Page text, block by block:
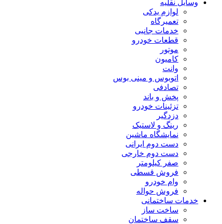
وسایل نقلیه
لوازم یدکی
تعمیرگاه
خدمات جانبی
قطعات خودرو
موتور
کامیون
وانت
اتوبوس و مینی بوس
تصادفی
پخش و باند
تزئینات خودرو
دزدگیر
رینگ و لاستیک
نمایشگاه ماشین
دست دوم ایرانی
دست دوم خارجی
صفر کیلومتر
فروش قسطی
وام خودرو
فروش حواله
خدمات ساختمانی
ساخت ساز
سقف ساختمان